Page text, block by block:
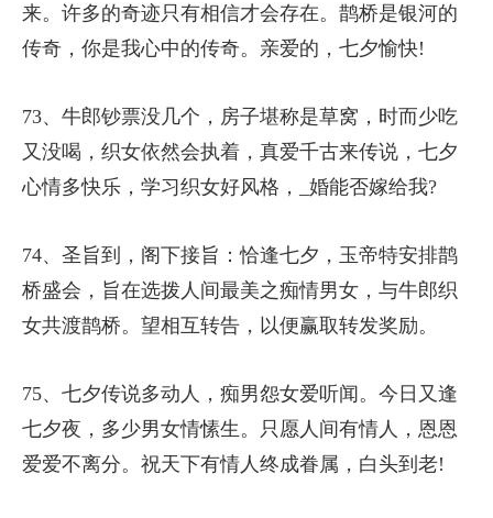
来。许多的奇迹只有相信才会存在。鹊桥是银河的
传奇，你是我心中的传奇。亲爱的，七夕愉快!
73、牛郎钞票没几个，房子堪称是草窝，时而少吃
又没喝，织女依然会执着，真爱千古来传说，七夕
心情多快乐，学习织女好风格，_婚能否嫁给我?
74、圣旨到，阁下接旨：恰逢七夕，玉帝特安排鹊
桥盛会，旨在选拨人间最美之痴情男女，与牛郎织
女共渡鹊桥。望相互转告，以便赢取转发奖励。
75、七夕传说多动人，痴男怨女爱听闻。今日又逢
七夕夜，多少男女情愫生。只愿人间有情人，恩恩
爱爱不离分。祝天下有情人终成眷属，白头到老!